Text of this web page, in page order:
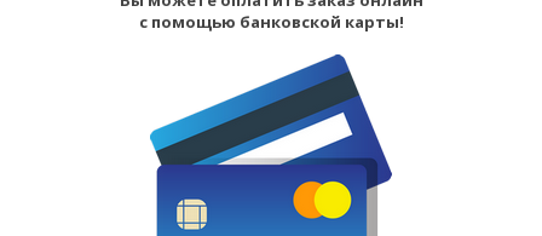
с помощью банковской карты!